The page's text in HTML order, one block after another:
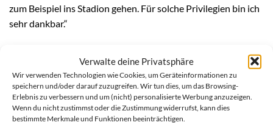
Verwalte deine Privatsphäre
Wir verwenden Technologien wie Cookies, um Geräteinformationen zu
speichern und/oder darauf zuzugreifen. Wir tun dies, um das Browsing-
Erlebnis zu verbessern und um (nicht) personalisierte Werbung anzuzeigen.
Wenn du nicht zustimmst oder die Zustimmung widerrufst, kann dies
bestimmte Merkmale und Funktionen beeinträchtigen.
zum Beispiel ins Stadion gehen. Für solche Privilegien bin ich
sehr dankbar.“
Situationen, in denen du gemerkt hast, wie sehr ein
Treppenlift, ein Rollstuhl oder andere Mobilitätshilfen den
Alltag erleichtern können?